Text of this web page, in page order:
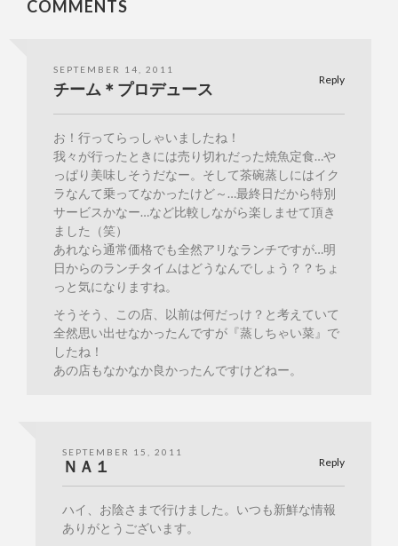
COMMENTS
SEPTEMBER 14, 2011
Reply
チーム＊プロデュース
お！行ってらっしゃいましたね！
我々が行ったときには売り切れだった焼魚定食…や
っぱり美味しそうだなー。そして茶碗蒸しにはイク
ラなんて乗ってなかったけど～…最終日だから特別
サービスかなー…など比較しながら楽しませて頂き
ました（笑）
あれなら通常価格でも全然アリなランチですが…明
日からのランチタイムはどうなんでしょう？？ちょ
っと気になりますね。
そうそう、この店、以前は何だっけ？と考えていて
全然思い出せなかったんですが『蒸しちゃい菜』で
したね！
あの店もなかなか良かったんですけどねー。
SEPTEMBER 15, 2011
Reply
ＮＡ１
ハイ、お陰さまで行けました。いつも新鮮な情報
ありがとうございます。